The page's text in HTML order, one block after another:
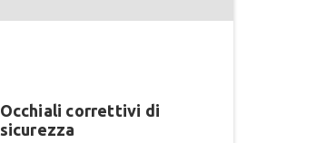
Occhiali correttivi di
sicurezza